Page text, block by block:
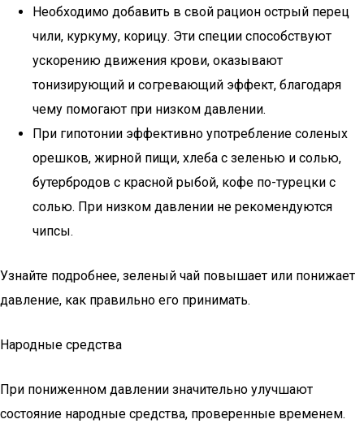
Необходимо добавить в свой рацион острый перец
чили, куркуму, корицу. Эти специи способствуют
ускорению движения крови, оказывают
тонизирующий и согревающий эффект, благодаря
чему помогают при низком давлении.
При гипотонии эффективно употребление соленых
орешков, жирной пищи, хлеба с зеленью и солью,
бутербродов с красной рыбой, кофе по-турецки с
солью. При низком давлении не рекомендуются
чипсы.
Узнайте подробнее, зеленый чай повышает или понижает
давление, как правильно его принимать.
Народные средства
При пониженном давлении значительно улучшают
состояние народные средства, проверенные временем.